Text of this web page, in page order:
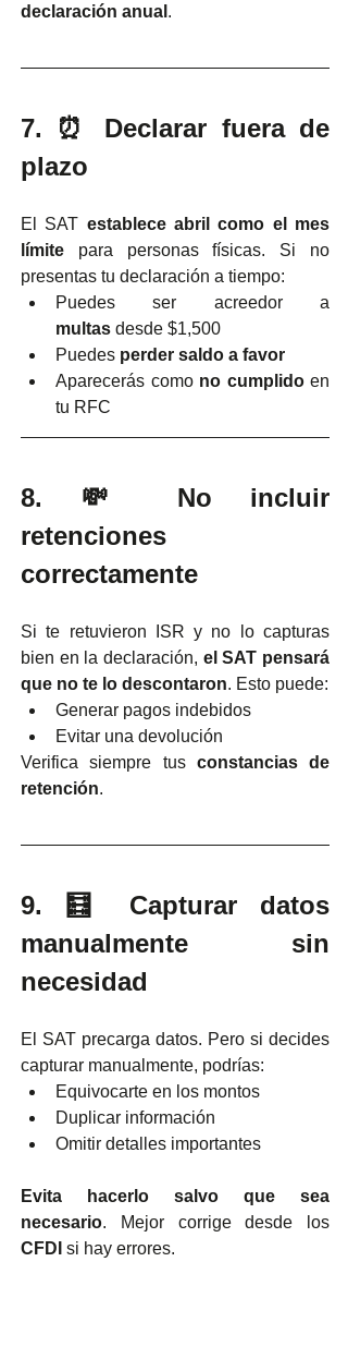
declaración anual .
7. ⏰ Declarar fuera de
plazo
El SAT establece abril como el mes
límite para personas físicas. Si no
presentas tu declaración a tiempo:
multas desde $1,500
Puedes perder saldo a favor
Aparecerás como no cumplido en
tu RFC
8. 💸 No incluir
retenciones
correctamente
Si te retuvieron ISR y no lo capturas
bien en la declaración, el SAT pensará
que no te lo descontaron. Esto puede:
Generar pagos indebidos
Evitar una devolución
Verifica siempre tus constancias de
retención.
9. 🧮 Capturar datos
manualmente sin
necesidad
El SAT precarga datos. Pero si decides
capturar manualmente, podrías:
Equivocarte en los montos
Duplicar información
Omitir detalles importantes
Evita hacerlo salvo que sea
necesario
CFDI si hay errores.